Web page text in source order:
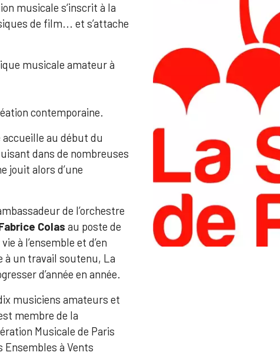
musicale s‘inscrit à la
de film... et s’attache
musicale amateur à
contemporaine.
accueille au début du
dans de nombreuses
jouit alors d’une
de l’orchestre
Colas au poste de
à l’ensemble et d’en
à un travail soutenu, La
d’année en année.
musiciens amateurs et
membre de la
Musicale de Paris
Ensembles à Vents